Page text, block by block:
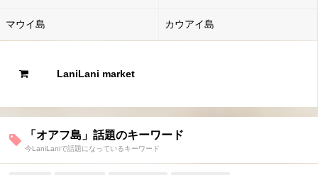
マウイ島 カウアイ島
LaniLani market
「オアフ島」話題のキーワード
今LaniLaniで話題になっているキーワード